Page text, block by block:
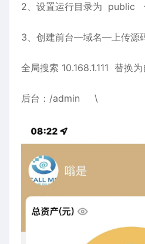
2、设置运行目录为 public
3、创建前台—域名—上传源
全局搜索 10.168.1.111 替换
后台：/admin \